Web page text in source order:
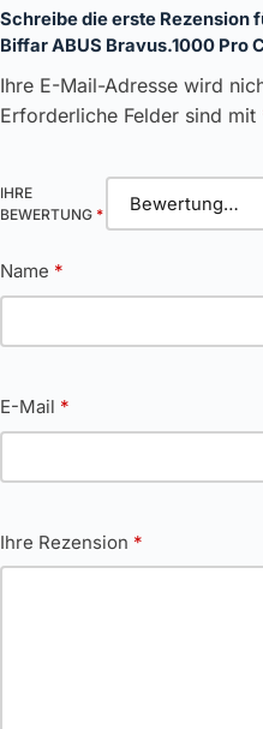
Schreibe die erste Rezension
Biffar ABUS Bravus.1000 Pro
Ihre E-Mail-Adresse wird
Erforderliche Felder sind mit
IHRE
BEWERTUNG *
Name *
E-Mail *
Ihre Rezension *